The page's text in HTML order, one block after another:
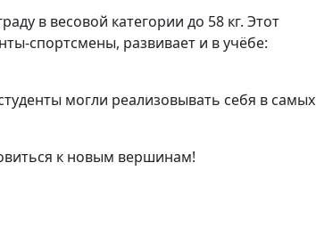
в весовой категории до 58 кг. Этот
спортсмены, развивает и в учёбе:
могли реализовывать себя в самых
к новым вершинам!